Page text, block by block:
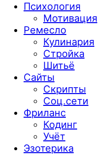
Психология
Мотивация
Ремесло
Кулинария
Стройка
Шитьё
Сайты
Скрипты
Соц.сети
Фриланс
Кодинг
Учёт
Эзотерика